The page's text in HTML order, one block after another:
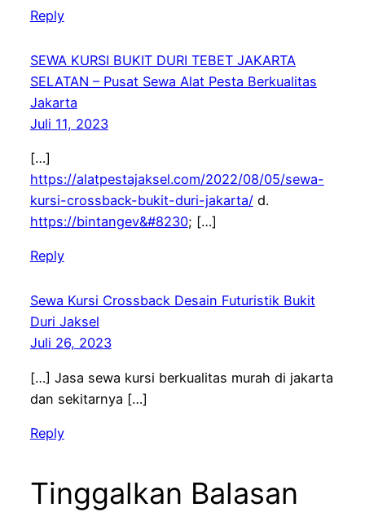
Reply
SEWA KURSI BUKIT DURI TEBET JAKARTA
SELATAN – Pusat Sewa Alat Pesta Berkualitas
Jakarta
Juli 11, 2023
[…]
https://alatpestajaksel.com/2022/08/05/sewa-
kursi-crossback-bukit-duri-jakarta/d.
https://bintangev&#8230; […]
Reply
Sewa Kursi Crossback Desain Futuristik Bukit
Duri Jaksel
Juli 26, 2023
[…] Jasa sewa kursi berkualitas murah di jakarta
dan sekitarnya […]
Reply
Tinggalkan Balasan